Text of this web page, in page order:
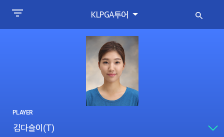
KLPGA투어
PLAYER